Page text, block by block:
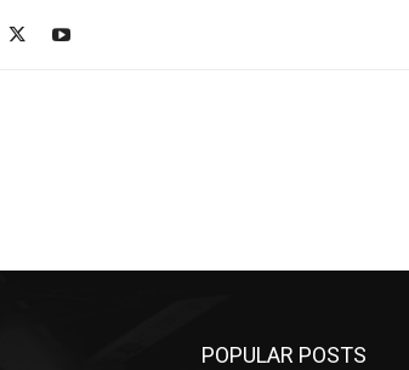
POPULAR POSTS